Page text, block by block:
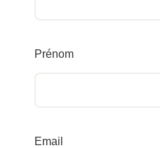
Prénom
Email